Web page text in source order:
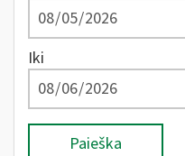
Iki
Paieška